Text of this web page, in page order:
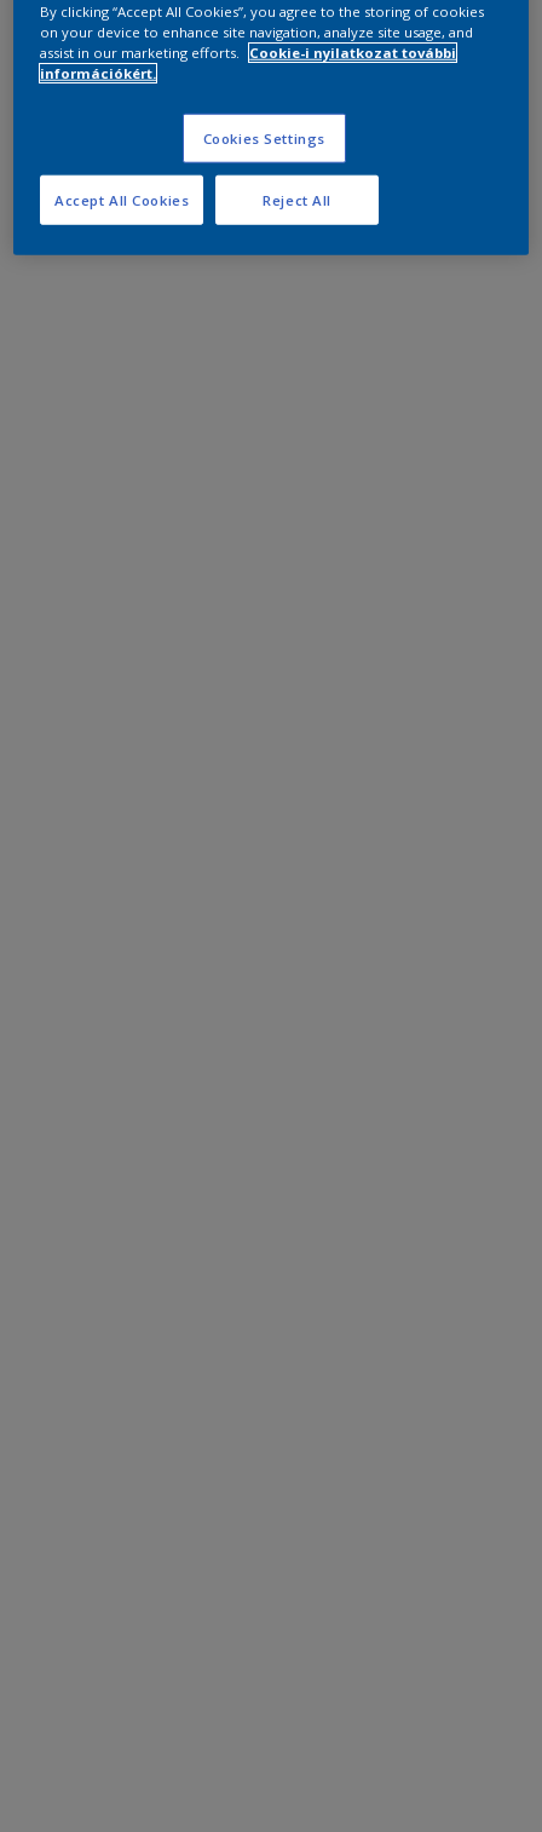
By clicking “Accept All Cookies”, you agree to the storing of cookies
on your device to enhance site navigation, analyze site usage, and
assist in our marketing efforts.
Cookie-i nyilatkozat további
információkért.
Cookies Settings
Reject All
Accept All Cookies